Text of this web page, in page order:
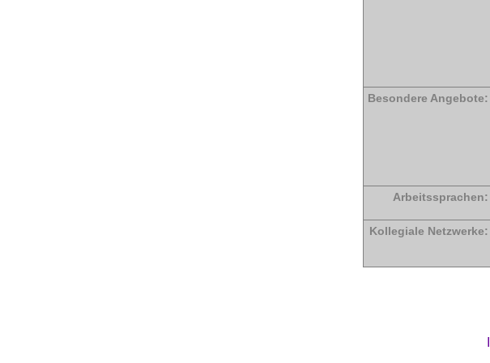
Besondere Angebote:
Arbeitssprachen:
Kollegiale Netzwerke: